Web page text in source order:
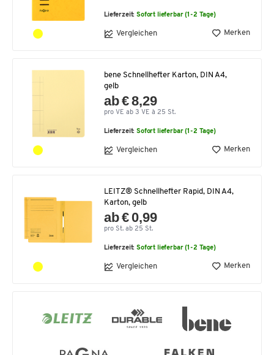
Lieferzeit:Sofort lieferbar (1-2 Tage)
Vergleichen Merken
bene Schnellhefter Karton, DIN A4,
gelb
ab € 8,29
pro VE ab 3 VE à 25 St.
Lieferzeit:Sofort lieferbar (1-2 Tage)
Vergleichen Merken
LEITZ® Schnellhefter Rapid, DIN A4,
Karton, gelb
ab € 0,99
pro St. ab 25 St.
Lieferzeit:Sofort lieferbar (1-2 Tage)
Vergleichen Merken